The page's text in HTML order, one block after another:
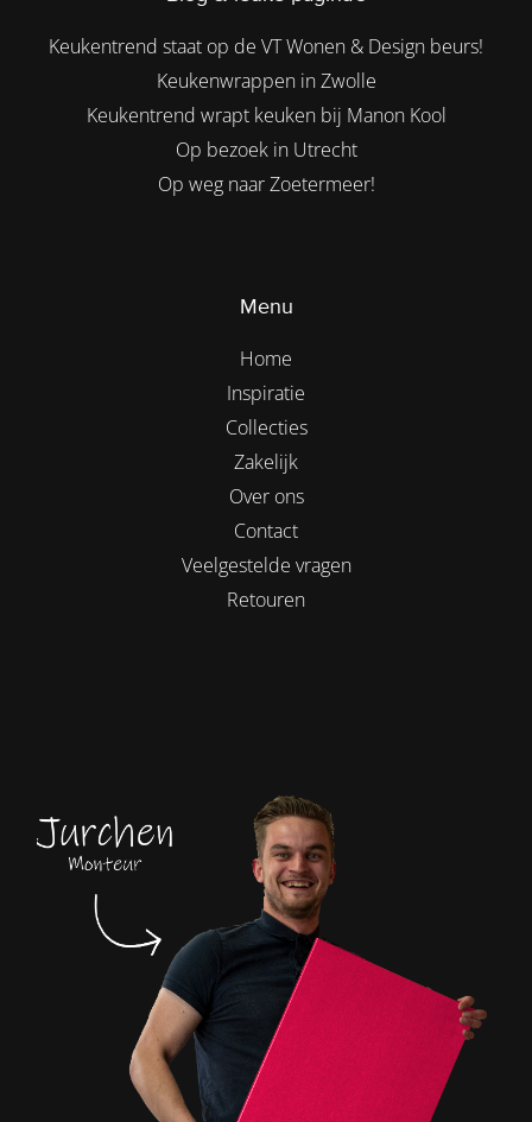
Keukentrend staat op de VT Wonen & Design beurs!
Keukenwrappen in Zwolle
Keukentrend wrapt keuken bij Manon Kool
Op bezoek in Utrecht
Op weg naar Zoetermeer!
Menu
Home
Inspiratie
Collecties
Zakelijk
Over ons
Contact
Veelgestelde vragen
Retouren